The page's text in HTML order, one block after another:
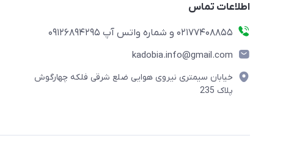
اطلاعات تماس
02177408855 و شماره واتس آپ 09126894295
kadobia.info@gmail.com
خیابان سیمتری نیروی هوایی ضلع شرقی فلکه چهارگوش
پلاک 235